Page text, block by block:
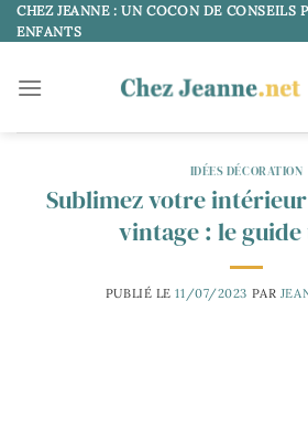
Passer
au
CHEZ JEANNE : UN COCON DE CONSEILS
ENFANTS
IDÉES DÉCORATION
Sublimez votre intérieur
vintage : le
PUBLIÉ LE11/07/2023 PAR